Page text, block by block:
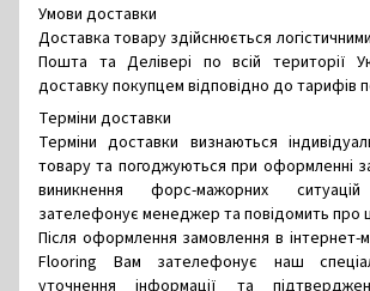
Умови доставки
Доставка товару здійснюється
Пошта та Делівері по всій території
доставку покупцем відповідно до тарифів
Терміни доставки
Терміни доставки визнаються
товару та погоджуються при оформленні
виникнення форс-мажорних
зателефонує менеджер та повідомить про
Після оформлення замовлення в інтернет-
Flooring Вам зателефонує наш